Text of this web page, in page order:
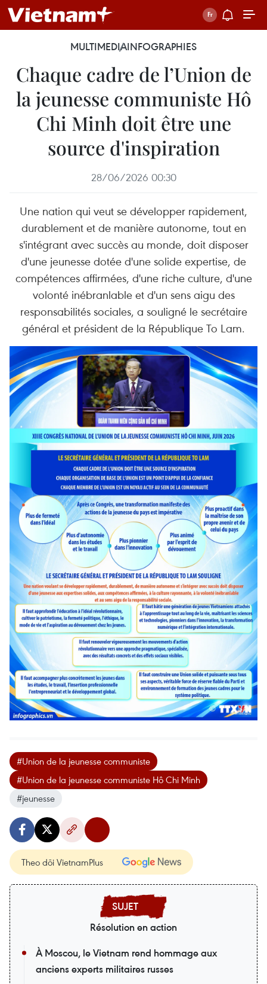
MULTIMEDIAINFOGRAPHIES
Chaque cadre de l’Union de
la jeunesse communiste Hô
Chi Minh doit être une
source d'inspiration
28/06/2026 00:30
Une nation qui veut se développer rapidement,
durablement et de manière autonome, tout en
s'intégrant avec succès au monde, doit disposer
d'une jeunesse dotée d'une solide expertise, de
compétences affirmées, d'une riche culture, d'une
volonté inébranlable et d'un sens aigu des
responsabilités sociales, a souligné le secrétaire
général et président de la République To Lam.
#Union de la jeunesse communiste
#Union de la jeunesse communiste Hô Chi Minh
#jeunesse
Theo dõi VietnamPlus
Résolution en action
À Moscou, le Vietnam rend hommage aux
anciens experts militaires russes